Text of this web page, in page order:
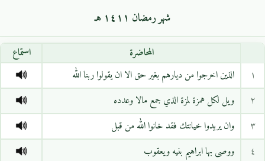
شهر رمضان ١٤١١ هـ
المحاضرة
استماع
١
الذين اخرجوا من ديارهم بغير حق الا ان يقولوا ربنا الله
٢
ويل لكل همزة لمزة الذي جمع مالا وعدده
٣
وان يريدوا خيانتك فقد خانوا الله من قبل
٤
ووصى بها ابراهيم بنيه ويعقوب